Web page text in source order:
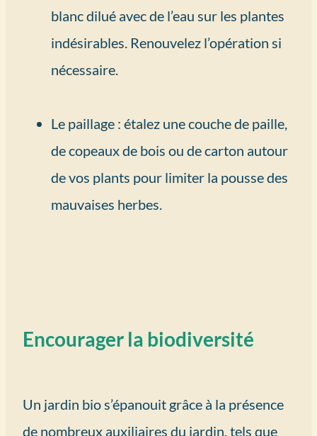
blanc dilué avec de l’eau sur les plantes
indésirables. Renouvelez l’opération si
nécessaire.
Le paillage : étalez une couche de paille,
de copeaux de bois ou de carton autour
de vos plants pour limiter la pousse des
mauvaises herbes.
Encourager la biodiversité
Un jardin bio s’épanouit grâce à la présence
de nombreux auxiliaires du jardin, tels que